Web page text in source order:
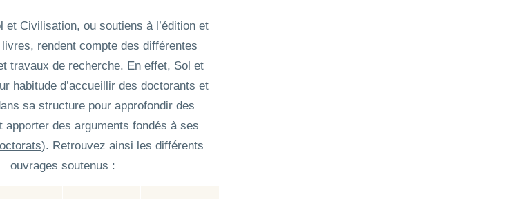
et Civilisation, ou soutiens à l’édition et
rendent compte des différentes
travaux de recherche. En effet, Sol et
habitude d’accueillir des doctorants et
sa structure pour approfondir des
apporter des arguments fondés à ses
). Retrouvez ainsi les différents
ouvrages soutenus :